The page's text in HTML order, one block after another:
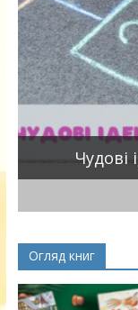
Чудові
Огляд книг